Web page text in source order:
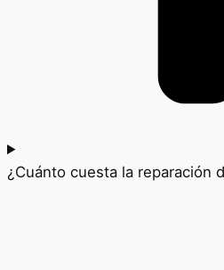
¿Cuánto cuesta la reparación